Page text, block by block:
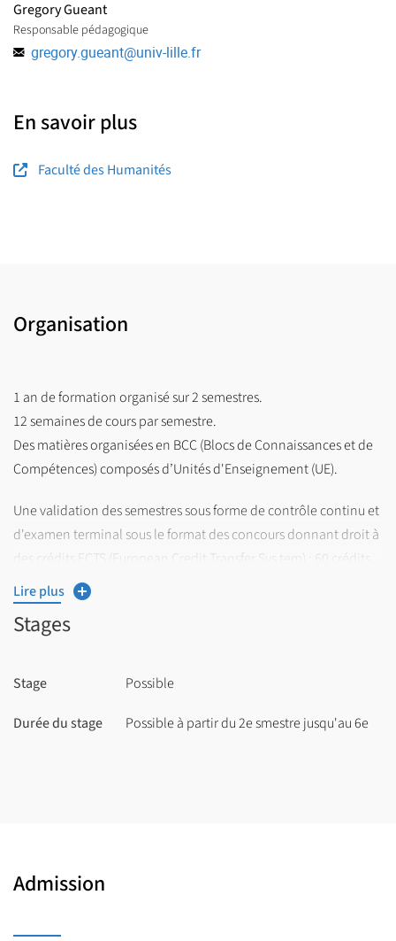
Gregory Gueant
Responsable pédagogique
gregory.gueant@univ-lille.fr
En savoir plus
Faculté des Humanités
Organisation
1 an de formation organisé sur 2 semestres.
12 semaines de cours par semestre.
Des matières organisées en BCC (Blocs de Connaissances et de
Compétences) composés d’Unités d'Enseignement (UE).
Une validation des semestres sous forme de contrôle continu et
d'examen terminal sous le format des concours donnant droit à
des crédits ECTS (European Credit Transfer Sys tem) : 60 crédits
pour valider le Master 1.
Lire plus
Stages
Stage Possible
Durée du stage Possible à partir du 2e smestre jusqu'au 6e
Admission